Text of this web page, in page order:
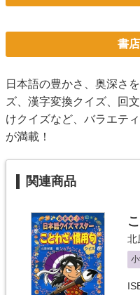
書
日本語の豊かさ、奥深さ
ズ、漢字変換クイズ、回
けクイズなど、バラエテ
が満載！
関連商品
北